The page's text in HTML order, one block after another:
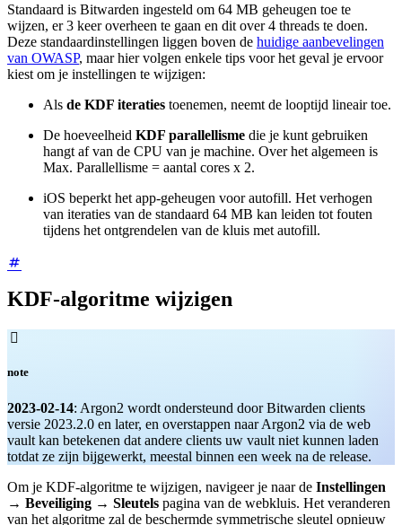
Standaard is Bitwarden ingesteld om 64 MB geheugen toe te
wijzen, er 3 keer overheen te gaan en dit over 4 threads te doen.
Deze standaardinstellingen liggen boven de huidige aanbevelingen
van OWASP, maar hier volgen enkele tips voor het geval je ervoor
kiest om je instellingen te wijzigen:
Als de KDF iteraties toenemen, neemt de looptijd lineair toe.
De hoeveelheid KDF parallellisme die je kunt gebruiken
hangt af van de CPU van je machine. Over het algemeen is
Max. Parallellisme = aantal cores x 2.
iOS beperkt het app-geheugen voor autofill. Het verhogen
van iteraties van de standaard 64 MB kan leiden tot fouten
tijdens het ontgrendelen van de kluis met autofill.
KDF-algoritme wijzigen

note
2023-02-14: Argon2 wordt ondersteund door Bitwarden clients
versie 2023.2.0 en later, en overstappen naar Argon2 via de web
vault kan betekenen dat andere clients uw vault niet kunnen laden
totdat ze zijn bijgewerkt, meestal binnen een week na de release.
Om je KDF-algoritme te wijzigen, navigeer je naar de Instellingen
→ Beveiliging → Sleutels pagina van de webkluis. Het veranderen
van het algoritme zal de beschermde symmetrische sleutel opnieuw